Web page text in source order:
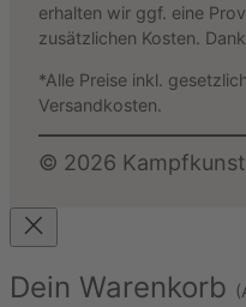
erhalten wir ggf. eine
zusätzlichen Kosten.
*Alle Preise inkl.
Versandkosten.
© 2026
Dein Warenkorb